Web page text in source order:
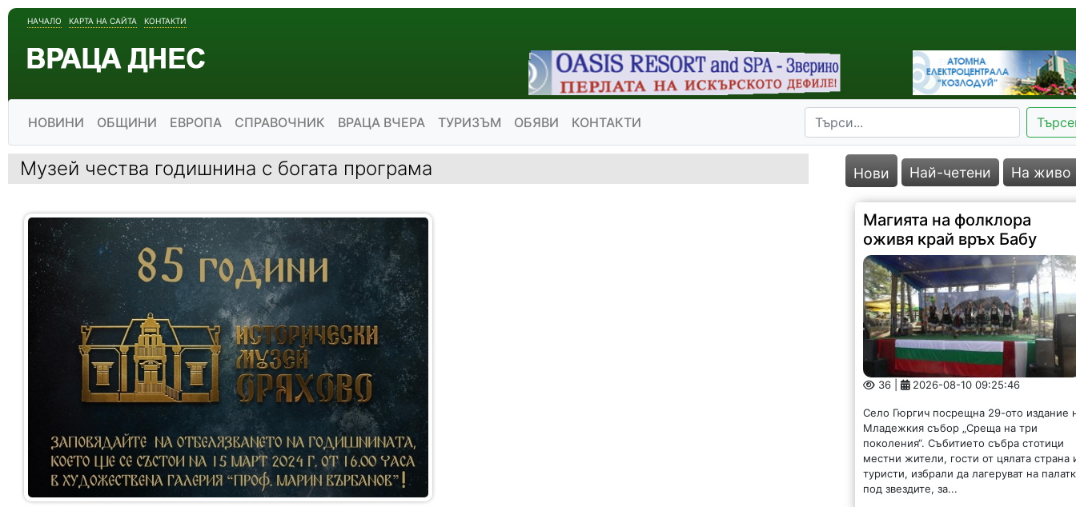
НАЧАЛО КАРТА НА САЙТА КОНТАКТИ
НОВИНИ ОБЩИНИ ЕВРОПА СПРАВОЧНИК ВРАЦА ВЧЕРА ТУРИЗЪМ ОБЯВИ КОНТАКТИ
Музей чества годишнина с богата програма Нови Най-четени На живо
Магията на фолклора
оживя край връх Бабу
36 | 2026-08-10 09:25:46
Село Гюргич посрещна 29-ото издание
Младежкия събор „Среща на три
поколения“. Събитието събра стотици
местни жители, гости от цялата страна
туристи, избрали да лагеруват на
под звездите, за...